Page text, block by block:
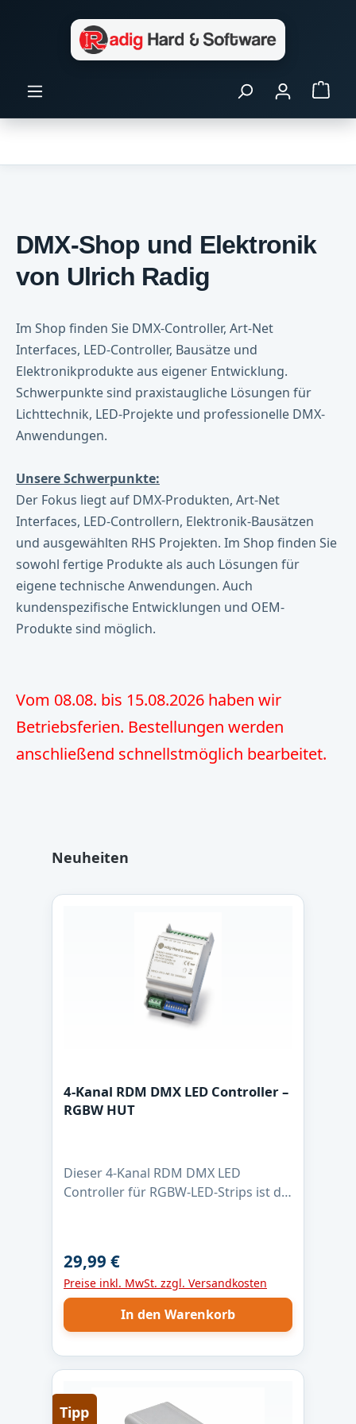
Zum Hauptinhalt springen
DMX-Shop und Elektronik
von Ulrich Radig
Im Shop finden Sie DMX-Controller, Art-Net
Interfaces, LED-Controller, Bausätze und
Elektronikprodukte aus eigener Entwicklung.
Schwerpunkte sind praxistaugliche Lösungen für
Lichttechnik, LED-Projekte und professionelle DMX-
Anwendungen.
Unsere Schwerpunkte:
Der Fokus liegt auf DMX-Produkten, Art-Net
Interfaces, LED-Controllern, Elektronik-Bausätzen
und ausgewählten RHS Projekten. Im Shop finden Sie
sowohl fertige Produkte als auch Lösungen für
eigene technische Anwendungen. Auch
kundenspezifische Entwicklungen und OEM-
Produkte sind möglich.
Vom 08.08. bis 15.08.2026 haben wir
Betriebsferien. Bestellungen werden
anschließend schnellstmöglich bearbeitet.
Produktgalerie überspringen
Neuheiten
4-Kanal RDM DMX LED Controller –
RGBW HUT
Dieser 4-Kanal RDM DMX LED
Controller für RGBW-LED-Strips ist die
PWM-Dimmung und 1 kHz PWM-
Frequenz ermöglicht er eine absolut
flimmerfreie Steuerung – auch bei
langsamen Farbverläufen. Der
für saubere Masse-Schaltung. Dank
Regulärer Preis:
29,99 €
Preise inkl. MwSt. zzgl. Versandkosten
In den Warenkorb
Tipp